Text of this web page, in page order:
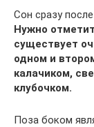
Сон сразу
Нужно
существует
одном и
калачиком,
клубочком.
Поза боком